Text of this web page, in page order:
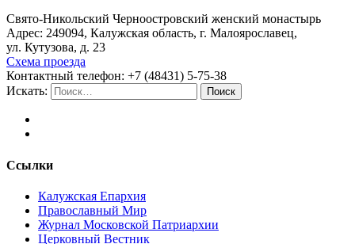
Свято-Никольский Черноостровский женский монастырь
Адрес: 249094, Калужская область, г. Малоярославец,
ул. Кутузова, д. 23
Схема проезда
Контактный телефон: +7 (48431) 5-75-38
Искать:
Поиск
Ссылки
Калужская Епархия
Православный Мир
Журнал Московской Патриархии
Церковный Вестник